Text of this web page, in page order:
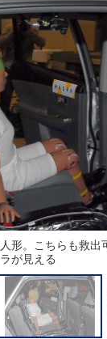
形。こちらも救出
が見える